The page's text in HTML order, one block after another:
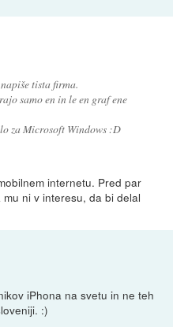
tista firma.
samo en in le en graf ene
za Microsoft Windows :D
internetu. Pred par
ni v interesu, da bi delal
iPhona na svetu in ne teh
:)